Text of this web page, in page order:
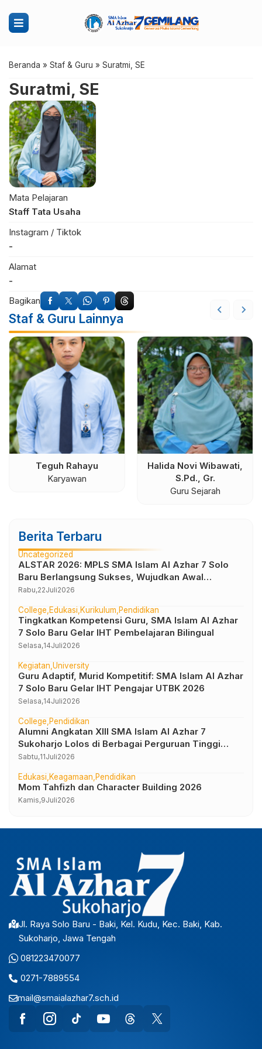
Beranda » Staf & Guru » Suratmi, SE
Suratmi, SE
Mata Pelajaran
Staff Tata Usaha
Instagram / Tiktok
-
Alamat
-
Bagikan
Staf & Guru Lainnya
Teguh Rahayu
Karyawan
Halida Novi Wibawati,
S.Pd., Gr.
Guru Sejarah
Berita Terbaru
Uncategorized
ALSTAR 2026: MPLS SMA Islam Al Azhar 7 Solo
Baru Berlangsung Sukses, Wujudkan Awal
Perjalanan Peserta Didik yang Berkarakter
Rabu,22Juli2026
College Edukasi Kurikulum Pendidikan
Tingkatkan Kompetensi Guru, SMA Islam Al Azhar
7 Solo Baru Gelar IHT Pembelajaran Bilingual
Selasa,14Juli2026
Kegiatan University
Guru Adaptif, Murid Kompetitif: SMA Islam Al Azhar
7 Solo Baru Gelar IHT Pengajar UTBK 2026
Selasa,14Juli2026
College Pendidikan
Alumni Angkatan XIII SMA Islam Al Azhar 7
Sukoharjo Lolos di Berbagai Perguruan Tinggi
Negeri dan Luar Negeri
Sabtu,11Juli2026
Edukasi Keagamaan Pendidikan
Mom Tahfizh dan Character Building 2026
Kamis,9Juli2026
Jl. Raya Solo Baru - Baki, Kel. Kudu, Kec. Baki, Kab.
Sukoharjo, Jawa Tengah
081223470077
0271-7889554
mail@smaialazhar7.sch.id